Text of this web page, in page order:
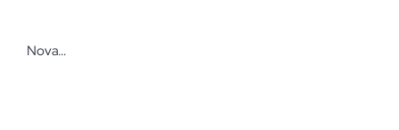
Novacare Sitzring mit Bezug Novacare Sitzkissen von Novacare